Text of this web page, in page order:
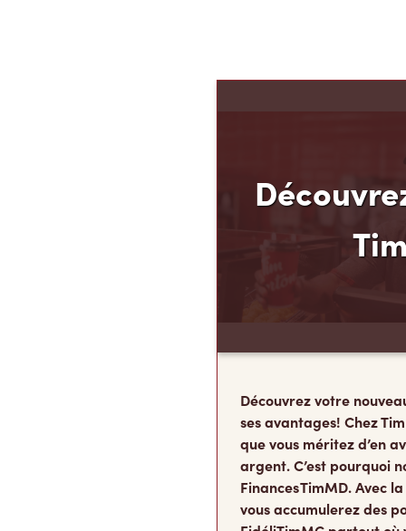
ses avantages! Chez
que vous méritez d’en
argent. C’est pourquoi
Finances TimMD. Avec
vous accumulerez des
FidéliTimMC partout où